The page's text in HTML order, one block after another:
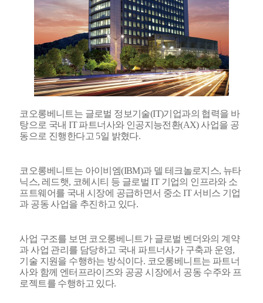
코오롱베니트는 글로벌 정보기술(IT)기업과의 협력을 바
탕으로 국내 IT 파트너사와 인공지능전환(AX) 사업을 공
동으로 진행한다고 5일 밝혔다.
코오롱베니트는 아이비엠(IBM)과 델 테크놀로지스, 뉴타
닉스, 레드햇, 코헤시티 등 글로벌 IT 기업의 인프라와 소
프트웨어를 국내 시장에 공급하면서 중소 IT 서비스 기업
과 공동 사업을 추진하고 있다.
사업 구조를 보면 코오롱베니트가 글로벌 벤더와의 계약
과 사업 관리를 담당하고 국내 파트너사가 구축과 운영,
기술 지원을 수행하는 방식이다. 코오롱베니트는 파트너
사와 함께 엔터프라이즈와 공공 시장에서 공동 수주와 프
로젝트를 수행하고 있다.